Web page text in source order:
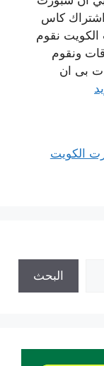
اشتراك كاس
الكويت نقوم
ونقوم
بى ان
الكويت
البحث